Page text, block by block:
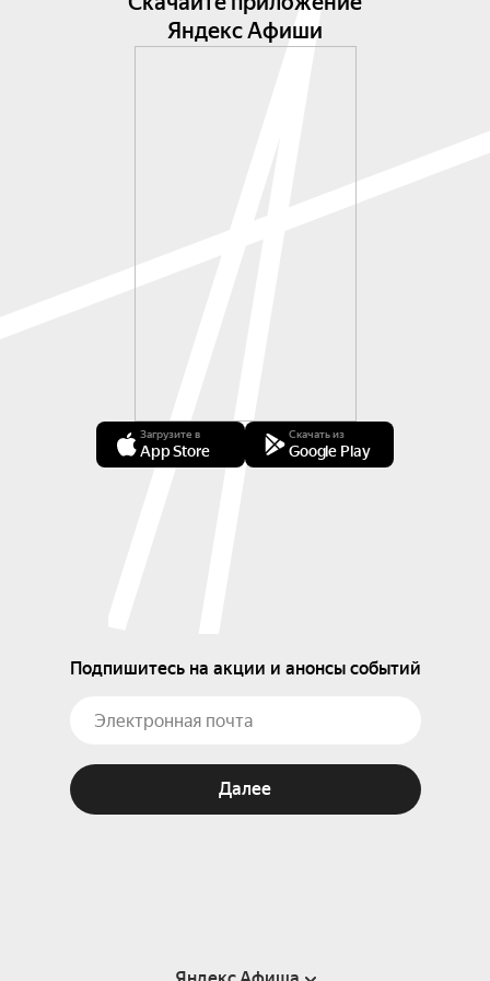
Яндекс Афиши
Загрузите в
App Store
Скачать из
Google Play
Подпишитесь на акции и анонсы событий
Далее